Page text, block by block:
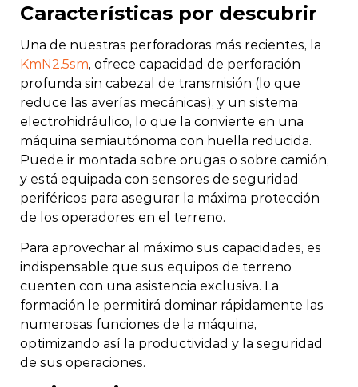
Características por descubrir
Una de nuestras perforadoras más recientes, la
KmN2.5sm, ofrece capacidad de perforación
profunda sin cabezal de transmisión (lo que
reduce las averías mecánicas), y un sistema
electrohidráulico, lo que la convierte en una
máquina semiautónoma con huella reducida.
Puede ir montada sobre orugas o sobre camión,
y está equipada con sensores de seguridad
periféricos para asegurar la máxima protección
de los operadores en el terreno.
Para aprovechar al máximo sus capacidades, es
indispensable que sus equipos de terreno
cuenten con una asistencia exclusiva. La
formación le permitirá dominar rápidamente las
numerosas funciones de la máquina,
optimizando así la productividad y la seguridad
de sus operaciones.